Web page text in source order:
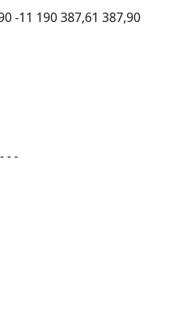
-11 190 387,61 387,90
- -